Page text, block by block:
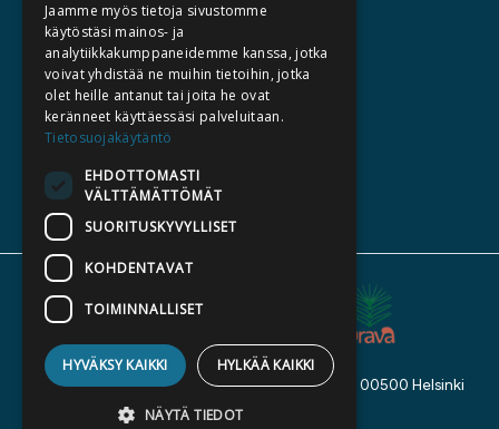
MEDIALLE
LASKUTUSOSOITTEET
SILTALA.FI
ENNAKKOTILATTAVAT
LAHJAKORTTI
Kustannusosakeyhtiö Siltala, Suvilahdenkatu 7, 00500 Helsinki
© 2026 Siltala
Jaamme myös tietoja sivustomme
käytöstäsi mainos- ja
analytiikkakumppaneidemme kanssa, jotka
voivat yhdistää ne muihin tietoihin, jotka
olet heille antanut tai joita he ovat
keränneet käyttäessäsi palveluitaan.
Tietosuojakäytäntö
EHDOTTOMASTI
VÄLTTÄMÄTTÖMÄT
SUORITUSKYVYLLISET
KOHDENTAVAT
TOIMINNALLISET
HYVÄKSY KAIKKI HYLKÄÄ KAIKKI
NÄYTÄ TIEDOT